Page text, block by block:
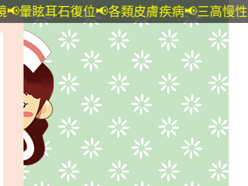
石復位📢各類皮膚疾病📢三高慢性病連續